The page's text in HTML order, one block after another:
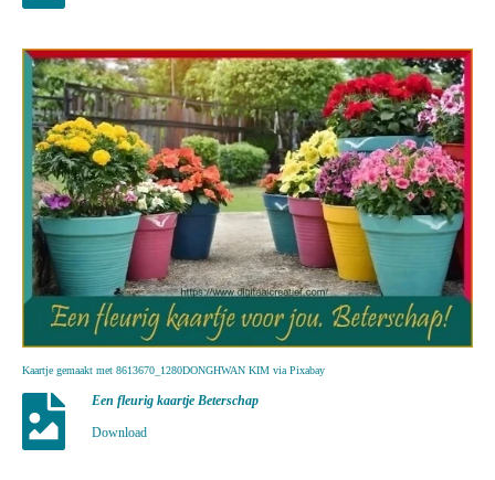
Kaartje gemaakt met 8613670_1280DONGHWAN KIM via Pixabay
Een fleurig kaartje Beterschap
Download